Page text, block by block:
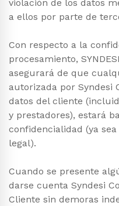
violación de los datos
a ellos por parte de
Con respecto a la
procesamiento,
asegurará de que
autorizada por Syndesi
datos del cliente
y prestadores), estará
confidencialidad (ya
legal).
Cuando se presente
darse cuenta Syndesi
Cliente sin demoras